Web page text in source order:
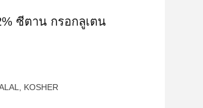
ซีตาน กรอกลูเตน
KOSHER